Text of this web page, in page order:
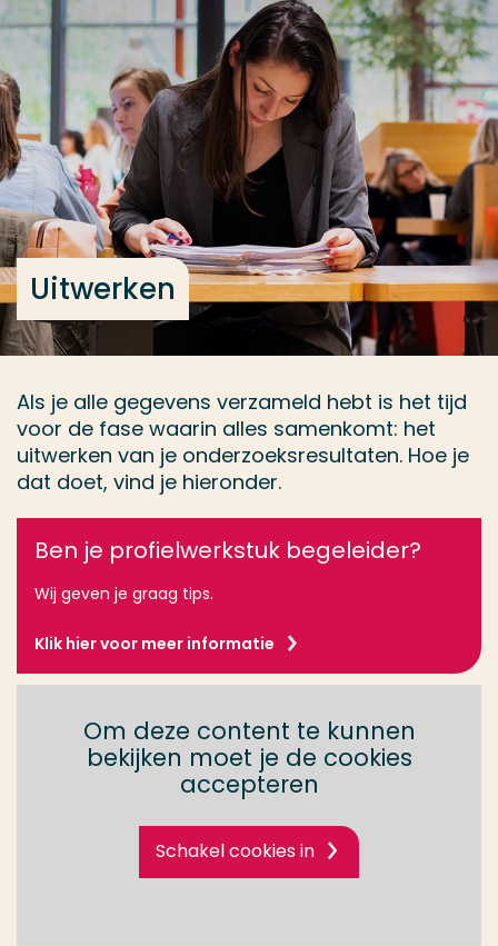
Ga direct naar de content
... > Uitwerken
Uitwerken
Als je alle gegevens verzameld hebt is het tijd
voor de fase waarin alles samenkomt: het
uitwerken van je onderzoeksresultaten. Hoe je
dat doet, vind je hieronder.
Ben je profielwerkstuk begeleider?
Wij geven je graag tips.
Klik hier voor meer informatie
Om deze content te kunnen
bekijken moet je de cookies
accepteren
Schakel cookies in
Veel gezocht
Opleiding
Contact